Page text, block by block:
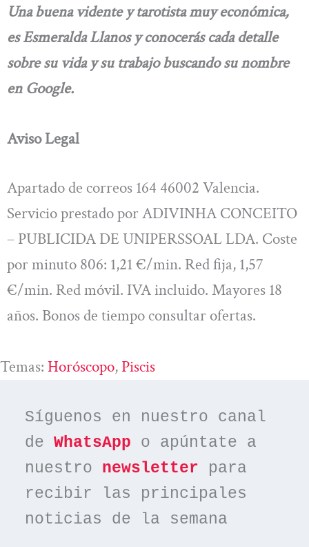
Una buena vidente y tarotista muy económica,
es Esmeralda Llanos y conocerás cada detalle
sobre su vida y su trabajo buscando su nombre
en Google.
Aviso Legal
Apartado de correos 164 46002 Valencia.
Servicio prestado por ADIVINHA CONCEITO
– PUBLICIDA DE UNIPERSSOAL LDA. Coste
por minuto 806: 1,21 €/min. Red fija, 1,57
€/min. Red móvil. IVA incluido. Mayores 18
años. Bonos de tiempo consultar ofertas.
Temas: Horóscopo, Piscis
Síguenos en nuestro canal
de WhatsApp o apúntate a
nuestro newsletter para
recibir las principales
noticias de la semana